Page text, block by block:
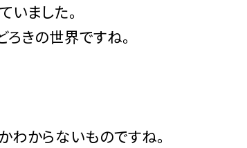
ました。
きの世界ですね。
からないものですね。